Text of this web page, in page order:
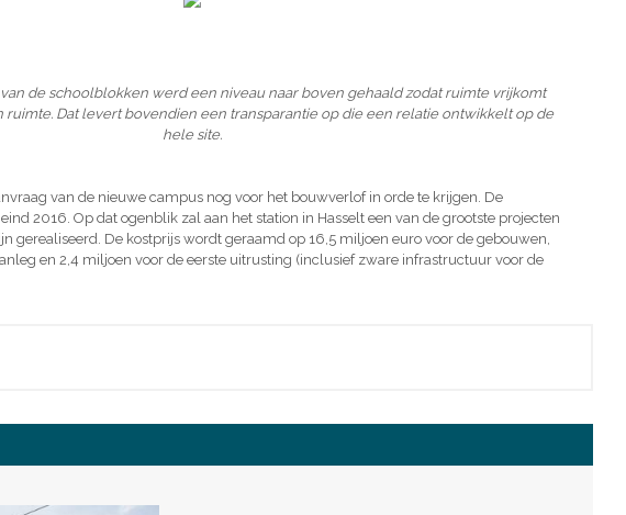
de schoolblokken werd een niveau naar boven gehaald zodat ruimte vrijkomt
Dat levert bovendien een transparantie op die een relatie ontwikkelt op de
hele site.
van de nieuwe campus nog voor het bouwverlof in orde te krijgen. De
2016. Op dat ogenblik zal aan het station in Hasselt een van de grootste projecten
gerealiseerd. De kostprijs wordt geraamd op 16,5 miljoen euro voor de gebouwen,
en 2,4 miljoen voor de eerste uitrusting (inclusief zware infrastructuur voor de